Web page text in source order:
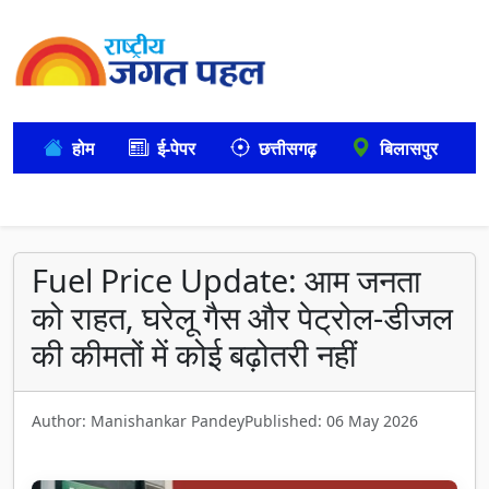
होम ई-पेपर छत्तीसगढ़ बिलासपुर
Fuel Price Update: आम जनता
को राहत, घरेलू गैस और पेट्रोल-डीजल
की कीमतों में कोई बढ़ोतरी नहीं
Author: Manishankar PandeyPublished: 06 May 2026